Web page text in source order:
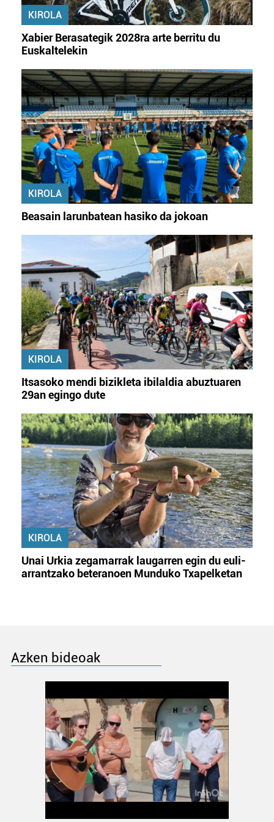
KIROLA
Xabier Berasategik 2028ra arte berritu du
Euskaltelekin
KIROLA
Beasain larunbatean hasiko da jokoan
KIROLA
Itsasoko mendi bizikleta ibilaldia abuztuaren
29an egingo dute
KIROLA
Unai Urkia zegamarrak laugarren egin du euli-
arrantzako beteranoen Munduko Txapelketan
Azken bideoak